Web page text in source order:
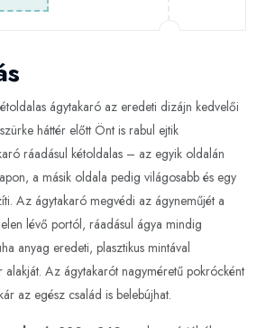
ágytakaró az eredeti dizájn kedvelői
háttér előtt Önt is rabul ejtik
ráadásul kétoldalas – az egyik oldalán
a másik oldala pedig világosabb és egy
Az ágytakaró megvédi az ágyneműjét a
lévő portól, ráadásul ágya mindig
anyag eredeti, plasztikus mintával
alakját. Az ágytakarót nagyméretű pokrócként
az egész család is belebújhat.